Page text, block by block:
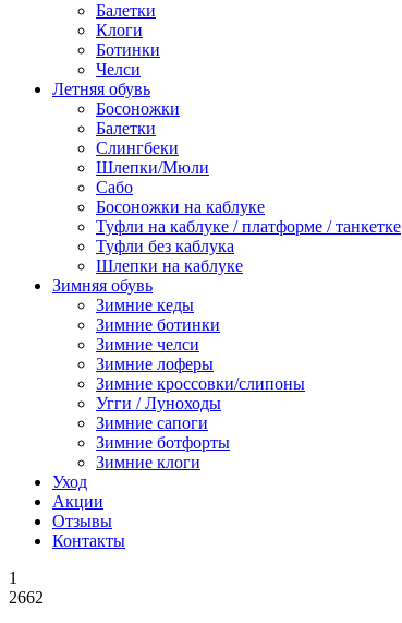
Балетки
Клоги
Ботинки
Челси
Летняя обувь
Босоножки
Балетки
Слингбеки
Шлепки/Мюли
Сабо
Босоножки на каблуке
Туфли на каблуке / платформе / танкетке
Туфли без каблука
Шлепки на каблуке
Зимняя обувь
Зимние кеды
Зимние ботинки
Зимние челси
Зимние лоферы
Зимние кроссовки/слипоны
Угги / Луноходы
Зимние сапоги
Зимние ботфорты
Зимние клоги
Уход
Акции
Отзывы
Контакты
1
2662